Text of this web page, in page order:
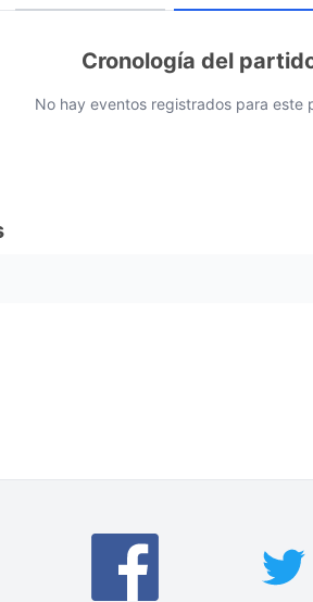
Cronología del
No hay eventos registrados para este